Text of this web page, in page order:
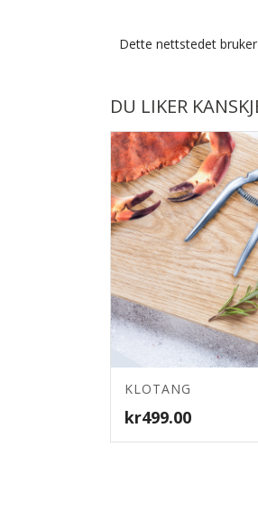
Dette nettstedet
DU LIKER
KLOTANG
kr499.00